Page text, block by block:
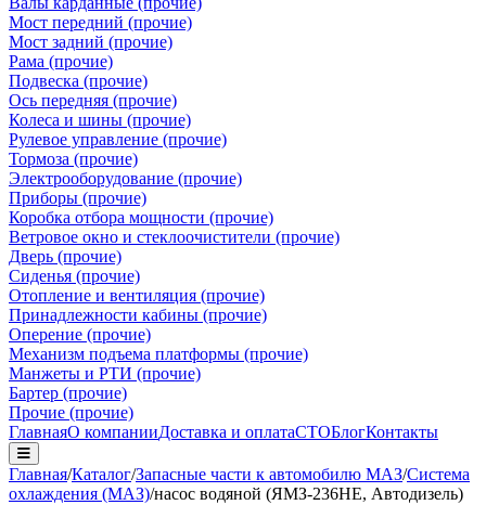
Мост передний (прочие)
Мост задний (прочие)
Рама (прочие)
Подвеска (прочие)
Ось передняя (прочие)
Колеса и шины (прочие)
Рулевое управление (прочие)
Тормоза (прочие)
Электрооборудование (прочие)
Приборы (прочие)
Коробка отбора мощности (прочие)
Ветровое окно и стеклоочистители (прочие)
Дверь (прочие)
Сиденья (прочие)
Отопление и вентиляция (прочие)
Принадлежности кабины (прочие)
Оперение (прочие)
Механизм подъема платформы (прочие)
Манжеты и РТИ (прочие)
Бартер (прочие)
Прочие (прочие)
ГлавнаяО компанииДоставка и оплатаСТОБлогКонтакты
Главная/Каталог/Запасные части к автомобилю МАЗ/Система
охлаждения (МАЗ)/насос водяной (ЯМЗ-236НЕ, Автодизель)